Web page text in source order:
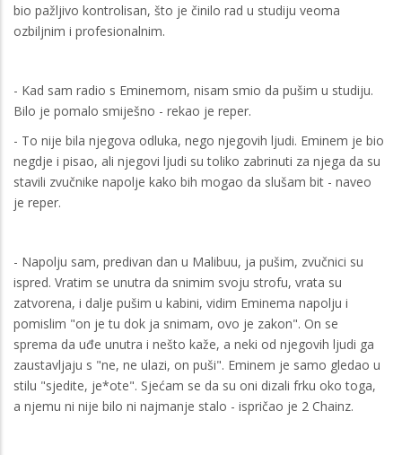
bio pažljivo kontrolisan, što je činilo rad u studiju veoma
ozbiljnim i profesionalnim.
- Kad sam radio s Eminemom, nisam smio da pušim u studiju.
Bilo je pomalo smiješno - rekao je reper.
- To nije bila njegova odluka, nego njegovih ljudi. Eminem je bio
negdje i pisao, ali njegovi ljudi su toliko zabrinuti za njega da su
stavili zvučnike napolje kako bih mogao da slušam bit - naveo
je reper.
- Napolju sam, predivan dan u Malibuu, ja pušim, zvučnici su
ispred. Vratim se unutra da snimim svoju strofu, vrata su
zatvorena, i dalje pušim u kabini, vidim Eminema napolju i
pomislim "on je tu dok ja snimam, ovo je zakon". On se
sprema da uđe unutra i nešto kaže, a neki od njegovih ljudi ga
zaustavljaju s "ne, ne ulazi, on puši". Eminem je samo gledao u
stilu "sjedite, je*ote". Sjećam se da su oni dizali frku oko toga,
a njemu ni nije bilo ni najmanje stalo - ispričao je 2 Chainz.